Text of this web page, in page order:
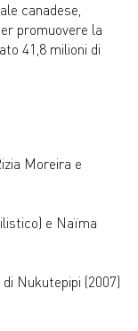
canadese,
promuovere la
41,8 milioni di
Moreira e
e Naïma
Nukutepipi (2007)